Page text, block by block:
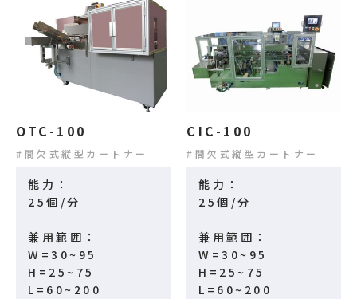
OTC-100
間欠式縦型カートナー
能力：
25個/分
兼用範囲：
W=30~95
H=25~75
L=60~200
CIC-100
間欠式縦型カートナー
能力：
25個/分
兼用範囲：
W=30~95
H=25~75
L=60~200